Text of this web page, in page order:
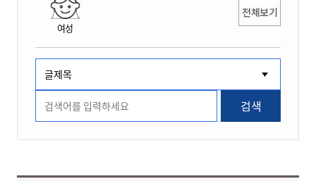
여성
전체보기
검색